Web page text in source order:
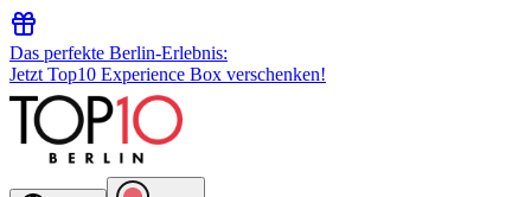
Das perfekte Berlin-Erlebnis:
Jetzt Top10 Experience Box verschenken!